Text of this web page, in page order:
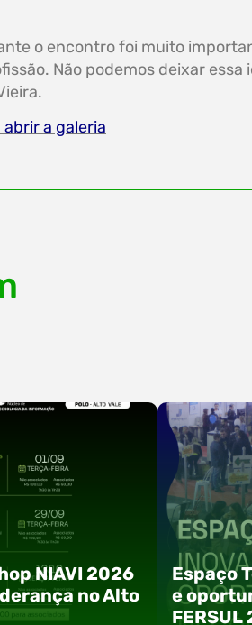
o encontro foi muito
Não podemos deixar
a galeria
NIAVI 2026
no Alto
Espaço
e
FERSUL